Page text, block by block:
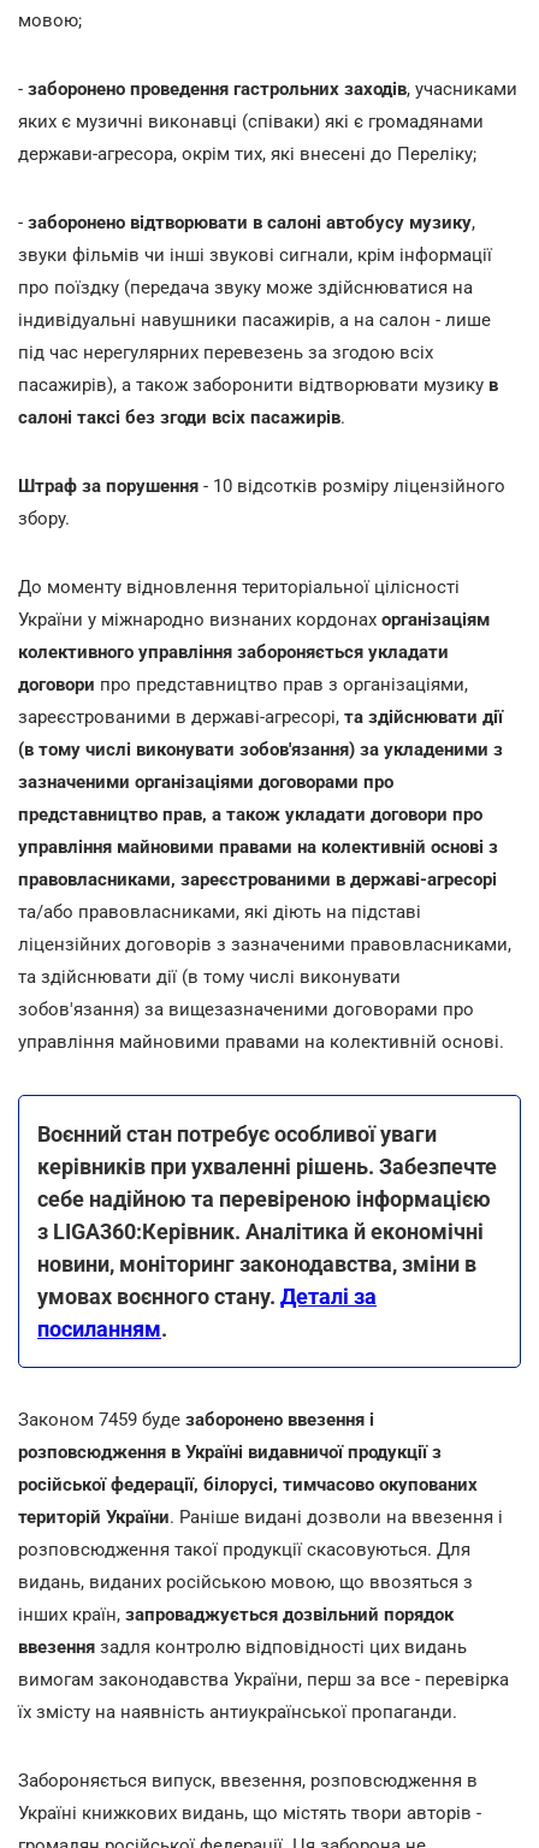
мовою;
- заборонено проведення гастрольних заходів, учасниками
яких є музичні виконавці (співаки) які є громадянами
держави-агресора, окрім тих, які внесені до Переліку;
- заборонено відтворювати в салоні автобусу музику,
звуки фільмів чи інші звукові сигнали, крім інформації
про поїздку (передача звуку може здійснюватися на
індивідуальні навушники пасажирів, а на салон - лише
під час нерегулярних перевезень за згодою всіх
пасажирів), а також заборонити відтворювати музику в
салоні таксі без згоди всіх пасажирів.
Штраф за порушення - 10 відсотків розміру ліцензійного
збору.
До моменту відновлення територіальної цілісності
України у міжнародно визнаних кордонах організаціям
колективного управління забороняється укладати
договори про представництво прав з організаціями,
зареєстрованими в державі-агресорі, та здійснювати дії
(в тому числі виконувати зобов'язання) за укладеними з
зазначеними організаціями договорами про
представництво прав, а також укладати договори про
управління майновими правами на колективній основі з
правовласниками, зареєстрованими в державі-агресорі
та/або правовласниками, які діють на підставі
ліцензійних договорів з зазначеними правовласниками,
та здійснювати дії (в тому числі виконувати
зобов'язання) за вищезазначеними договорами про
управління майновими правами на колективній основі.
Воєнний стан потребує особливої уваги
керівників при ухваленні рішень. Забезпечте
себе надійною та перевіреною інформацією
з LIGA360:Керівник. Аналітика й економічні
новини, моніторинг законодавства, зміни в
умовах воєнного стану. Деталі за
посиланням.
Законом 7459 буде заборонено ввезення і
розповсюдження в Україні видавничої продукції з
російської федерації, білорусі, тимчасово окупованих
територій України. Раніше видані дозволи на ввезення і
розповсюдження такої продукції скасовуються. Для
видань, виданих російською мовою, що ввозяться з
інших країн, запроваджується дозвільний порядок
ввезення задля контролю відповідності цих видань
вимогам законодавства України, перш за все - перевірка
їх змісту на наявність антиукраїнської пропаганди.
Забороняється випуск, ввезення, розповсюдження в
Україні книжкових видань, що містять твори авторів -